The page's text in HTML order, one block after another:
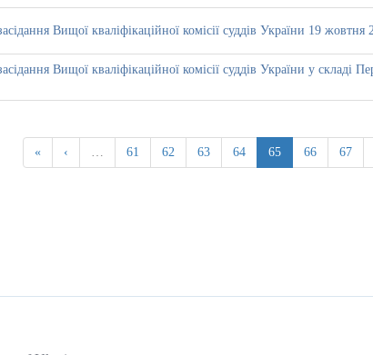
Вищої кваліфікаційної комісії суддів України 19 жовтня
Вищої кваліфікаційної комісії суддів України у складі
« ‹ 61 62 63 64 65 66 67